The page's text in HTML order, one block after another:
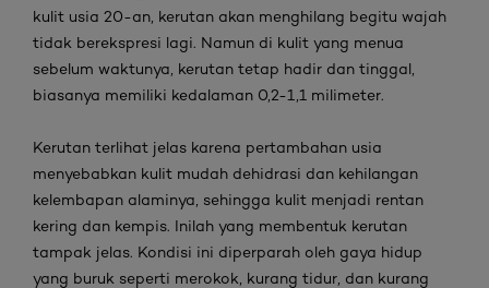
kulit usia 20-an, kerutan akan menghilang begitu wajah
tidak berekspresi lagi. Namun di kulit yang menua
sebelum waktunya, kerutan tetap hadir dan tinggal,
biasanya memiliki kedalaman 0,2-1,1 milimeter.
Kerutan terlihat jelas karena pertambahan usia
menyebabkan kulit mudah dehidrasi dan kehilangan
kelembapan alaminya, sehingga kulit menjadi rentan
kering dan kempis. Inilah yang membentuk kerutan
tampak jelas. Kondisi ini diperparah oleh gaya hidup
yang buruk seperti merokok, kurang tidur, dan kurang